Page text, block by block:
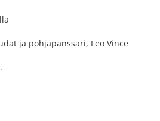
ja pohjapanssari, Leo Vince